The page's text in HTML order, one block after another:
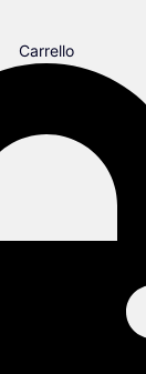
Carrello